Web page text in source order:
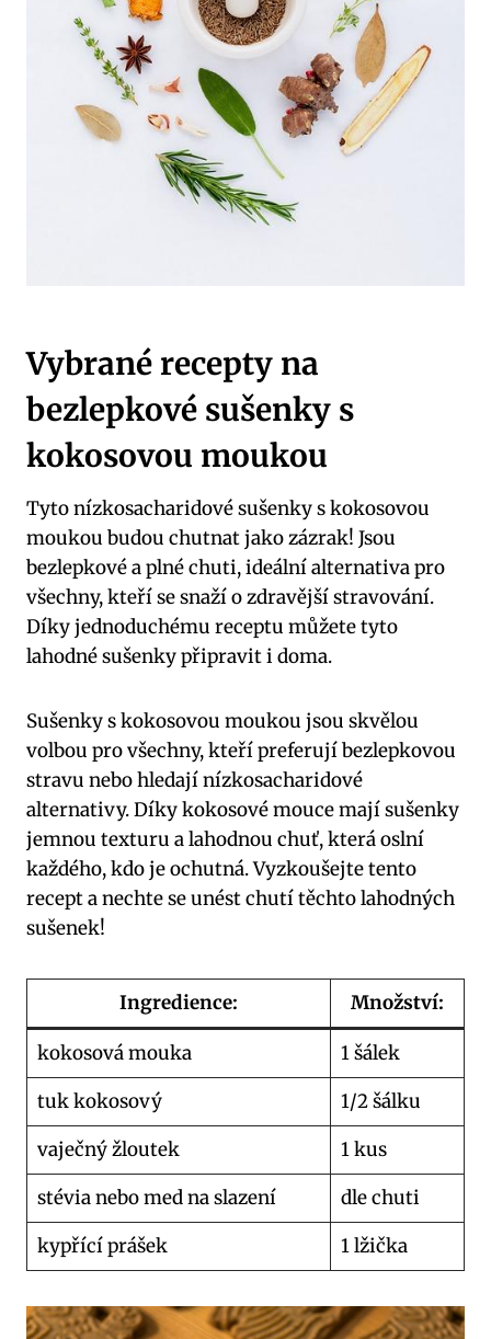
Vybrané recepty na
bezlepkové sušenky s
kokosovou moukou
Tyto nízkosacharidové sušenky s kokosovou
moukou budou chutnat jako zázrak! Jsou
bezlepkové a plné chuti, ideální alternativa pro
všechny, kteří se snaží o zdravější stravování.
Díky jednoduchému receptu můžete tyto
lahodné sušenky připravit i doma.
Sušenky s kokosovou moukou jsou skvělou
volbou pro všechny, kteří preferují bezlepkovou
stravu nebo hledají nízkosacharidové
alternativy. Díky kokosové mouce mají sušenky
jemnou texturu a lahodnou chuť, která oslní
každého, kdo je ochutná. Vyzkoušejte tento
recept a nechte se unést chutí těchto lahodných
sušenek!
Ingredience: Množství:
kokosová mouka
1 šálek
tuk kokosový
1/2 šálku
vaječný žloutek
1 kus
stévia nebo med na slazení
dle chuti
kypřící prášek
1 lžička